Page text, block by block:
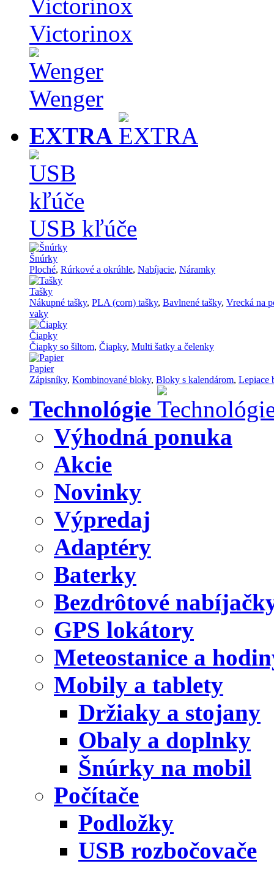
Victorinox
Wenger
EXTRA
USB kľúče
Šnúrky
Ploché, Rúrkové a okrúhle, Nabíjacie, Náramky
Tašky
Nákupné tašky, PLA (corn) tašky, Bavlnené tašky, Vrecká na
vaky
Čiapky
Čiapky so šiltom, Čiapky, Multi šatky a čelenky
Papier
Zápisníky, Kombinované bloky, Bloky s kalendárom, Lepiace
Technológie
Výhodná ponuka
Akcie
Novinky
Výpredaj
Adaptéry
Baterky
Bezdrôtové
GPS lokátory
Meteostanice a
Mobily a tablety
Držiaky a stojany
Obaly a doplnky
Šnúrky na mobil
Počítače
Podložky
USB rozbočovače